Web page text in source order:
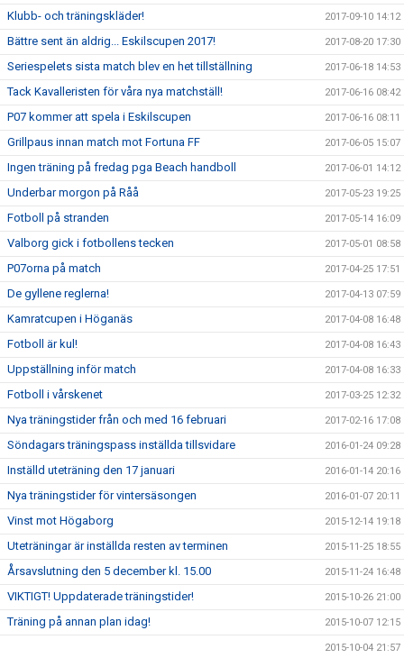
Klubb- och träningskläder! 2017-09-10 14:12
Bättre sent än aldrig... Eskilscupen 2017! 2017-08-20 17:30
Seriespelets sista match blev en het tillställning 2017-06-18 14:53
Tack Kavalleristen för våra nya matchställ! 2017-06-16 08:42
P07 kommer att spela i Eskilscupen 2017-06-16 08:11
Grillpaus innan match mot Fortuna FF 2017-06-05 15:07
Ingen träning på fredag pga Beach handboll 2017-06-01 14:12
Underbar morgon på Råå 2017-05-23 19:25
Fotboll på stranden 2017-05-14 16:09
Valborg gick i fotbollens tecken 2017-05-01 08:58
P07orna på match 2017-04-25 17:51
De gyllene reglerna! 2017-04-13 07:59
Kamratcupen i Höganäs 2017-04-08 16:48
Fotboll är kul! 2017-04-08 16:43
Uppställning inför match 2017-04-08 16:33
Fotboll i vårskenet 2017-03-25 12:32
Nya träningstider från och med 16 februari 2017-02-16 17:08
Söndagars träningspass inställda tillsvidare 2016-01-24 09:28
Inställd uteträning den 17 januari 2016-01-14 20:16
Nya träningstider för vintersäsongen 2016-01-07 20:11
Vinst mot Högaborg 2015-12-14 19:18
Uteträningar är inställda resten av terminen 2015-11-25 18:55
Årsavslutning den 5 december kl. 15.00 2015-11-24 16:48
VIKTIGT! Uppdaterade träningstider! 2015-10-26 21:00
Träning på annan plan idag! 2015-10-07 12:15
2015-10-04 21:57